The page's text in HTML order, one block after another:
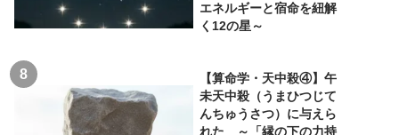
エネルギーと宿命を紐解
く12の星～
【算命学・天中殺④】午
未天中殺（うまひつじて
んちゅうさつ）に与えら
れた ～「縁の下の力持